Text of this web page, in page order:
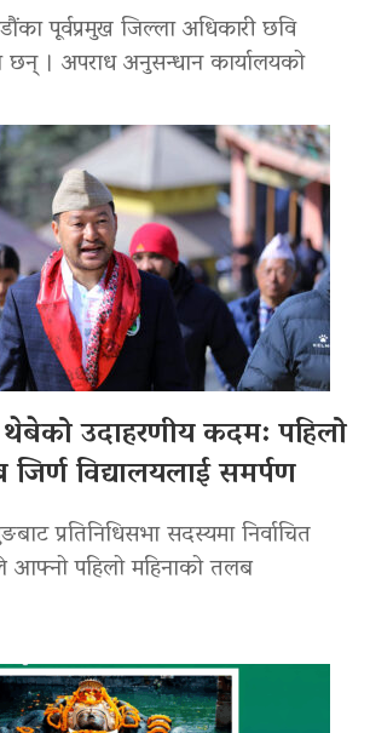
पूर्वप्रमुख जिल्ला अधिकारी छवि
छन् । अपराध अनुसन्धान कार्यालयको
उदाहरणीय कदम: पहिलो
विद्यालयलाई समर्पण
प्रतिनिधिसभा सदस्यमा निर्वाचित
आफ्नो पहिलो महिनाको तलब